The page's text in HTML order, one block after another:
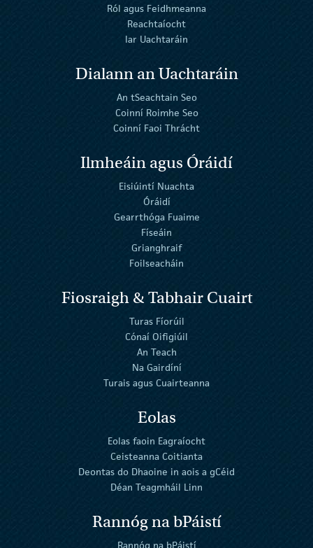
Ról agus Feidhmeanna
Reachtaíocht
Iar Uachtaráin
Dialann an Uachtaráin
An tSeachtain Seo
Coinní Roimhe Seo
Coinní Faoi Thrácht
Ilmheáin agus Óráidí
Eisiúintí Nuachta
Óráidí
Gearrthóga Fuaime
Físeáin
Grianghraif
Foilseacháin
Fiosraigh & Tabhair Cuairt
Turas Fíorúil
Cónaí Oifigiúil
An Teach
Na Gairdíní
Turais agus Cuairteanna
Eolas
Eolas faoin Eagraíocht
Ceisteanna Coitianta
Deontas do Dhaoine in aois a gCéid
Déan Teagmháil Linn
Rannóg na bPáistí
Rannóg na bPáistí